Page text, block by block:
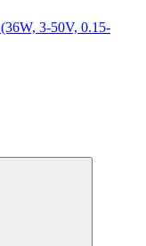
3-50V, 0.15-